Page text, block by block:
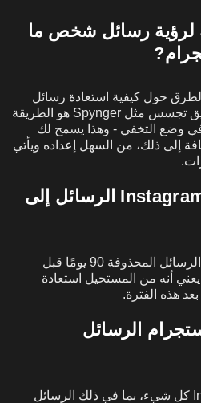
رسائل شخص ما
?
حول كيفية استعادة رسائل
إنستجرام، فإن استخدام تطبيق تجسس مثل Spynger هو الطريقة
في وضع التخفي - وهذا يسمح لك
إلى ذلك، من السهل إعداده ويأتي
إلى أي مدى يحفظ Instagram الرسائل إلى
وفقًا لـ Instagram، تستغرق الرسائل المحذوفة 90 يومًا قبل
يعني أنه من المستحيل استعادة
الرسائل
نعم، تتضمن بيانات Instagram كل شيء، بما في ذلك الرسائل